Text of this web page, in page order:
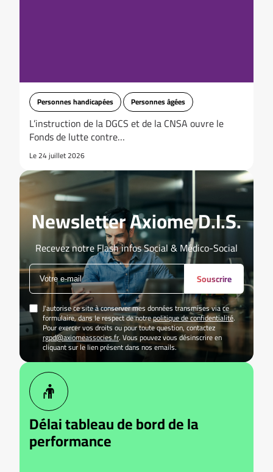
Personnes handicapées Personnes âgées
L’instruction de la DGCS et de la CNSA ouvre le
Fonds de lutte contre…
Le 24 juillet 2026
Délai tableau de bord de la
performance
Newsletter Axiome D.I.S.
Recevez notre Flash infos Social & Médico-Social
Souscrire
J'autorise ce site à conserver mes données transmises via ce
formulaire, dans le respect de notrepolitique de confidentialité.
Pour exercer vos droits ou pour toute question, contactez
rgpd@axiomeassocies.fr. Vous pouvez vous désinscrire en
cliquant sur le lien présent dans nos emails.